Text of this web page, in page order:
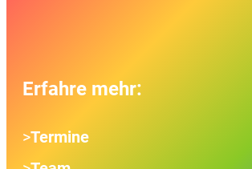
Erfahre mehr:
>Termine